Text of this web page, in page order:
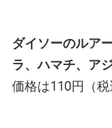
ダイソーのルア
ラ、ハマチ、ア
価格は110円（税